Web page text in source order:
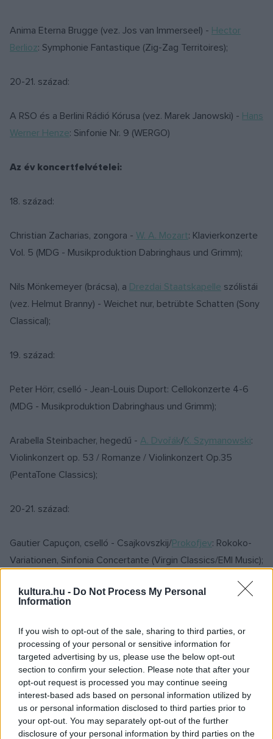
kultura.hu - Do Not Process My Personal
Information
If you wish to opt-out of the sale, sharing to third parties, or
processing of your personal or sensitive information for
targeted advertising by us, please use the below opt-out
section to confirm your selection. Please note that after your
opt-out request is processed you may continue seeing
interest-based ads based on personal information utilized by
us or personal information disclosed to third parties prior to
your opt-out. You may separately opt-out of the further
disclosure of your personal information by third parties on the
Anima Eterna Brugge (vez. Jos van Immerseel) - Hector
Berlioz: Symphonie Fantastique (Zig-Zag Territoires);
20-21. század:
A RSO és a Berlini Rádió Kórusa (vez. Marek Janowski) - Hans
Werner Henze: Sinfonie Nr. 9 (WERGO)
Az év koncertfelvételei:
18. század:
Christian Zacharias, zongora - W. A. Mozart: Klavierkonzerte
Vol. 5 (MDG - Musikproduktion Dabringhaus und Grimm);
Nils Mönkemeyer (brácsa), a Drezdai Staatskapelle szólistái
(vez. Helmut Branny) - Weichet nur, betrübte Schatten (Sony
Classical);
19. század:
Peter Hörr, cselló - Jean-Louis Duport: Cellokonzerte 4-6
(MDG - Musikproduktion Dabringhaus und Grimm);
Arabella Steinbacher, hegedű - A. Dvořák/K. Szymanowski:
Violinkonzert op. 53 / Romanze / Violinkonzert Op.35
(PentaTone Classics);
20-21. század:
Gautier Capuçon, cselló - Csajkovszkij/Prokofjev: Rokoko-
Variationen, Sinfonia Concertante (Virgin Classics/EMI Music);
Janine Jansen, hegedű - Beethoven &Britten: Violin
Jevgenyij Kisszin, zongora - Szergej Prokofjev:
Klavierkonzerte 2 & 3 (EMI Classics)
Az év operafelvételei:
17-18. század: